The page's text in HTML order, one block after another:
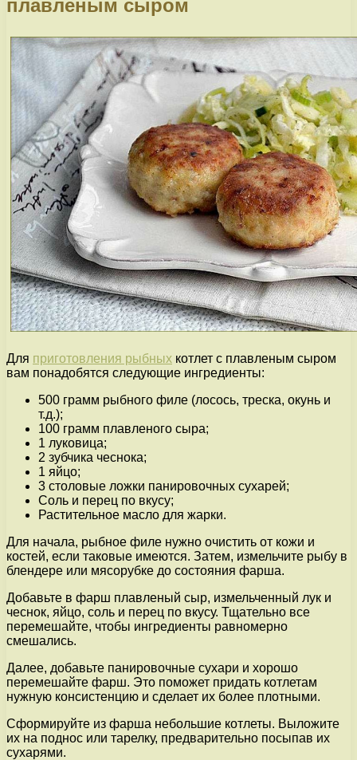
плавленым сыром
Для приготовления рыбных котлет с плавленым сыром
вам понадобятся следующие ингредиенты:
500 грамм рыбного филе (лосось, треска, окунь и
т.д.);
100 грамм плавленого сыра;
1 луковица;
2 зубчика чеснока;
1 яйцо;
3 столовые ложки панировочных сухарей;
Соль и перец по вкусу;
Растительное масло для жарки.
Для начала, рыбное филе нужно очистить от кожи и
костей, если таковые имеются. Затем, измельчите рыбу в
блендере или мясорубке до состояния фарша.
Добавьте в фарш плавленый сыр, измельченный лук и
чеснок, яйцо, соль и перец по вкусу. Тщательно все
перемешайте, чтобы ингредиенты равномерно
смешались.
Далее, добавьте панировочные сухари и хорошо
перемешайте фарш. Это поможет придать котлетам
нужную консистенцию и сделает их более плотными.
Сформируйте из фарша небольшие котлеты. Выложите
их на поднос или тарелку, предварительно посыпав их
сухарями.